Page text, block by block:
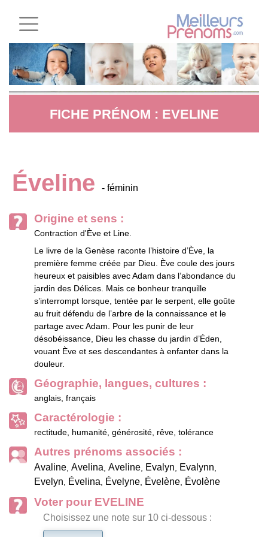
FICHE PRÉNOM : EVELINE
Éveline - féminin
Origine et sens :
Contraction d'Ève et Line.
Le livre de la Genèse raconte l’histoire d’Ève, la
première femme créée par Dieu. Ève coule des jours
heureux et paisibles avec Adam dans l’abondance du
jardin des Délices. Mais ce bonheur tranquille
s’interrompt lorsque, tentée par le serpent, elle goûte
au fruit défendu de l’arbre de la connaissance et le
partage avec Adam. Pour les punir de leur
désobéissance, Dieu les chasse du jardin d’Éden,
vouant Ève et ses descendantes à enfanter dans la
douleur.
Géographie, langues, cultures :
anglais, français
Caractérologie :
rectitude, humanité, générosité, rêve, tolérance
Autres prénoms associés :
Avaline, Avelina, Aveline, Evalyn, Evalynn,
Evelyn, Évelina, Évelyne, Évelène, Évolène
Voter pour EVELINE
Choisissez une note sur 10 ci-dessous :